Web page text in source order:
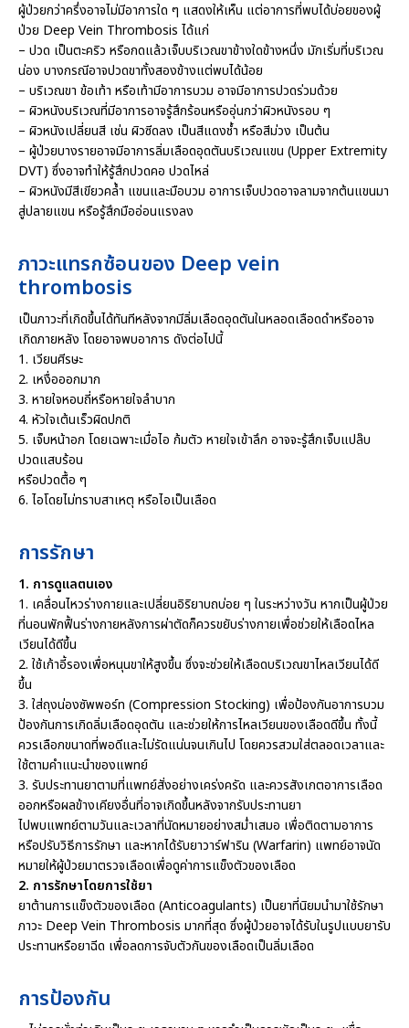
ผู้ป่วยกว่าครึ่งอาจไม่มีอาการใด ๆ แสดงให้เห็น แต่อาการที่พบได้บ่อยของผู้
ป่วย Deep Vein Thrombosis ได้แก่
– ปวด เป็นตะคริว หรือกดแล้วเจ็บบริเวณขาข้างใดข้างหนึ่ง มักเริ่มที่บริเวณ
น่อง บางกรณีอาจปวดขาทั้งสองข้างแต่พบได้น้อย
– บริเวณขา ข้อเท้า หรือเท้ามีอาการบวม อาจมีอาการปวดร่วมด้วย
– ผิวหนังบริเวณที่มีอาการอาจรู้สึกร้อนหรืออุ่นกว่าผิวหนังรอบ ๆ
– ผิวหนังเปลี่ยนสี เช่น ผิวซีดลง เป็นสีแดงช้ำ หรือสีม่วง เป็นต้น
– ผู้ป่วยบางรายอาจมีอาการลิ่มเลือดอุดตันบริเวณแขน (Upper Extremity
DVT) ซึ่งอาจทำให้รู้สึกปวดคอ ปวดไหล่
– ผิวหนังมีสีเขียวคล้ำ แขนและมือบวม อาการเจ็บปวดอาจลามจากต้นแขนมา
สู่ปลายแขน หรือรู้สึกมืออ่อนแรงลง
ภาวะแทรกซ้อนของ Deep vein
thrombosis
เป็นภาวะที่เกิดขึ้นได้ทันทีหลังจากมีลิ่มเลือดอุดตันในหลอดเลือดดำหรืออาจ
เกิดภายหลัง โดยอาจพบอาการ ดังต่อไปนี้
1. เวียนศีรษะ
2. เหงื่อออกมาก
3. หายใจหอบถี่หรือหายใจลำบาก
4. หัวใจเต้นเร็วผิดปกติ
5. เจ็บหน้าอก โดยเฉพาะเมื่อไอ ก้มตัว หายใจเข้าลึก อาจจะรู้สึกเจ็บแปล๊บ
ปวดแสบร้อน
หรือปวดตื้อ ๆ
6. ไอโดยไม่ทราบสาเหตุ หรือไอเป็นเลือด
การรักษา
1. การดูแลตนเอง
1. เคลื่อนไหวร่างกายและเปลี่ยนอิริยาบถบ่อย ๆ ในระหว่างวัน หากเป็นผู้ป่วย
ที่นอนพักฟื้นร่างกายหลังการผ่าตัดก็ควรขยับร่างกายเพื่อช่วยให้เลือดไหล
เวียนได้ดีขึ้น
2. ใช้เก้าอี้รองเพื่อหนุนขาให้สูงขึ้น ซึ่งจะช่วยให้เลือดบริเวณขาไหลเวียนได้ดี
ขึ้น
3. ใส่ถุงน่องซัพพอร์ท (Compression Stocking) เพื่อป้องกันอาการบวม
ป้องกันการเกิดลิ่มเลือดอุดตัน และช่วยให้การไหลเวียนของเลือดดีขึ้น ทั้งนี้
ควรเลือกขนาดที่พอดีและไม่รัดแน่นจนเกินไป โดยควรสวมใส่ตลอดเวลาและ
ใช้ตามคำแนะนำของแพทย์
3. รับประทานยาตามที่แพทย์สั่งอย่างเคร่งครัด และควรสังเกตอาการเลือด
ออกหรือผลข้างเคียงอื่นที่อาจเกิดขึ้นหลังจากรับประทานยา
ไปพบแพทย์ตามวันและเวลาที่นัดหมายอย่างสม่ำเสมอ เพื่อติดตามอาการ
หรือปรับวิธีการรักษา และหากได้รับยาวาร์ฟาริน (Warfarin) แพทย์อาจนัด
หมายให้ผู้ป่วยมาตรวจเลือดเพื่อดูค่าการแข็งตัวของเลือด
2. การรักษาโดยการใช้ยา
ยาต้านการแข็งตัวของเลือด (Anticoagulants) เป็นยาที่นิยมนำมาใช้รักษา
ภาวะ Deep Vein Thrombosis มากที่สุด ซึ่งผู้ป่วยอาจได้รับในรูปแบบยารับ
ประทานหรือยาฉีด เพื่อลดการจับตัวกันของเลือดเป็นลิ่มเลือด
การป้องกัน